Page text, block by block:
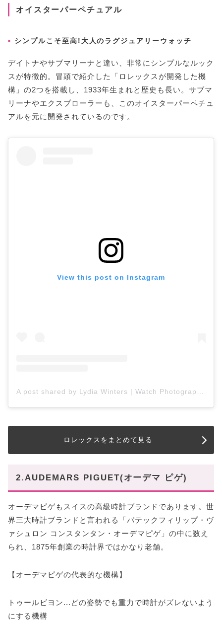
オイスターパーペチュアル
シンプルこそ至高!大人のラグジュアリーウォッチ
デイトナやサブマリーナと違い、非常にシンプルなルック
スが特徴的。冒頭で紹介した「ロレックスが開発した機
構」の2つを搭載し、1933年生まれと歴史も長い。サブマ
リーナやエクスプローラーも、このオイスターパーペチュ
アルを元に開発されているのです。
View this post on Instagram
ロレックスをまとめて見る
2.AUDEMARS PIGUET(オーデマ ピゲ)
オーデマピゲもスイスの高級時計ブランドであります。世
界三大時計ブランドと言われる「パテックフィリップ・ヴ
ァシュロン コンスタンタン・オーデマピゲ」の中に数え
られ、1875年創業の時計界ではかなり老舗。
【オーデマピゲの代表的な機構】
トゥールビヨン...どの姿勢でも重力で時計がズレないよう
にする機構